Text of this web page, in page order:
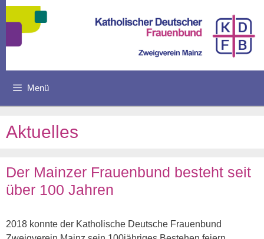
Zum
Inhalt
springen
Menü
Aktuelles
Der Mainzer Frauenbund besteht seit
über 100 Jahren
2018 konnte der Katholische Deutsche Frauenbund